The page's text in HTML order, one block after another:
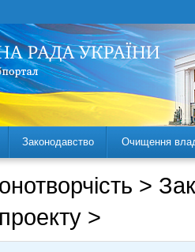
Законодавство Очищення
>
>